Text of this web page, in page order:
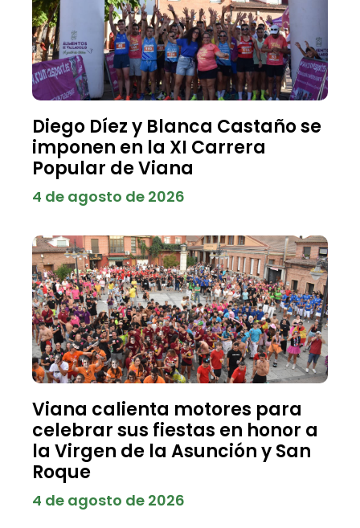
Diego Díez y Blanca Castaño se
imponen en la XI Carrera
Popular de Viana
4 de agosto de 2026
Viana calienta motores para
celebrar sus fiestas en honor a
la Virgen de la Asunción y San
Roque
4 de agosto de 2026